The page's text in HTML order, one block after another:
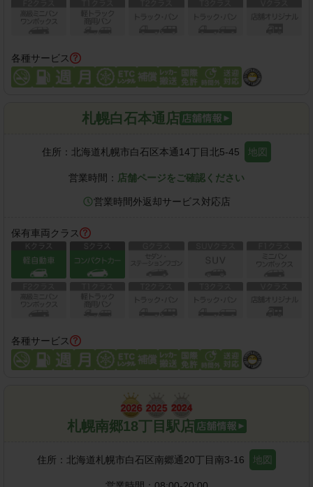
各種サービス
札幌白石本通店
住所： 北海道札幌市白石区本通14丁目北5-45 地図
営業時間： 店舗ページをご確認ください
営業時間外返却サービス対応店
保有車両クラス
各種サービス
札幌南郷18丁目駅店
住所： 北海道札幌市白石区南郷通20丁目南3-16 地図